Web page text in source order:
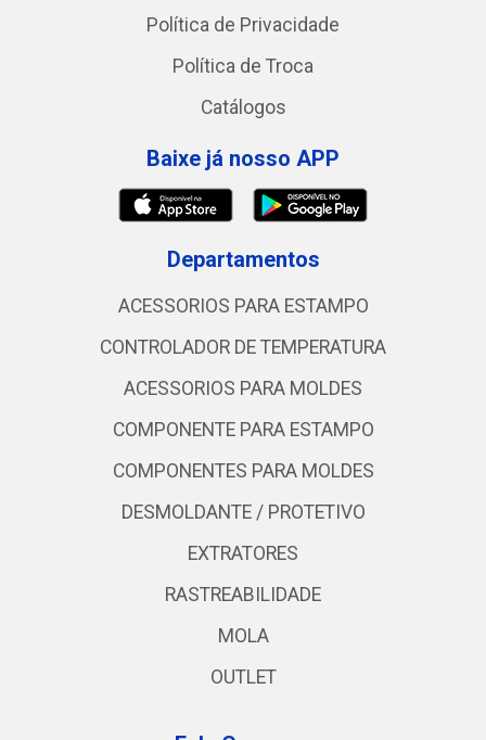
Política de Privacidade
Política de Troca
Catálogos
Baixe já nosso APP
Departamentos
ACESSORIOS PARA ESTAMPO
CONTROLADOR DE TEMPERATURA
ACESSORIOS PARA MOLDES
COMPONENTE PARA ESTAMPO
COMPONENTES PARA MOLDES
DESMOLDANTE / PROTETIVO
EXTRATORES
RASTREABILIDADE
MOLA
OUTLET